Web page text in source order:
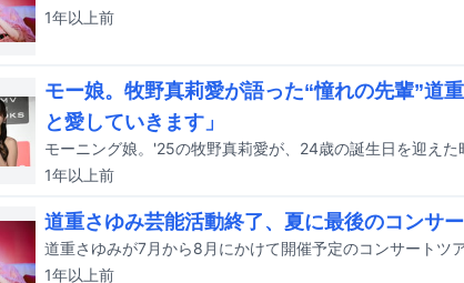
1年以上前
モー娘。牧野真莉愛が語った“憧れの先輩”道
と愛していきます」
1年以上前
道重さゆみ芸能活動終了、夏に最後のコンサ
1年以上前